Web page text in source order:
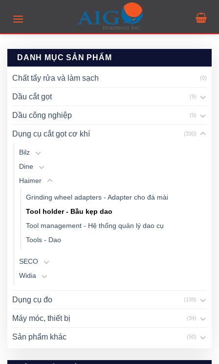
DANH MỤC SẢN PHẨM
Chất tẩy rửa và làm sạch (0)
Dầu cắt gọt (9)
Dầu công nghiệp (9)
Dụng cụ cắt gọt cơ khí (330)
Bilz
Dine
Haimer
Grinding wheel adapters - Adapter cho đá mài
Tool holder - Bầu kẹp dao
Tool management - Hệ thống quản lý dao cụ
Tools - Dao
SECO
Widia
Dụng cụ đo (139)
Máy móc, thiết bị (34)
Sản phẩm khác (50)